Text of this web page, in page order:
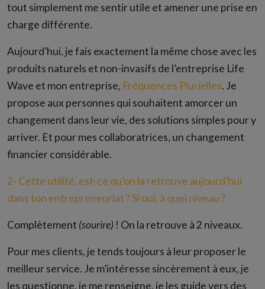
tout simplement me sentir utile et amener une prise en
charge différente.
Aujourd’hui, je fais exactement la même chose avec les
produits naturels et non-invasifs de l’entreprise Life
Wave et mon entreprise, Fréquences Plurielles. Je
propose aux personnes qui souhaitent amorcer un
changement dans leur vie, des solutions simples pour y
arriver. Et pour mes collaboratrices, un changement
financier considérable.
2- Cette utilité, est-ce qu’on la retrouve aujourd’hui
dans ton entrepreneuriat ? Si oui, à quel niveau ?
Complètement (sourire) ! On la retrouve à 2 niveaux.
Pour mes clients, je tends toujours à leur proposer le
meilleur service. Je m’intéresse sincèrement à eux, je
les questionne, je me renseigne, je les guide vers des